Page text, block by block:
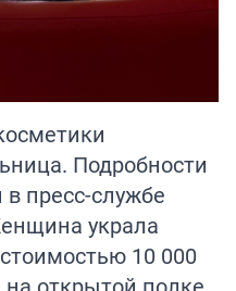
Подробности
пресс-службе
украла
10 000